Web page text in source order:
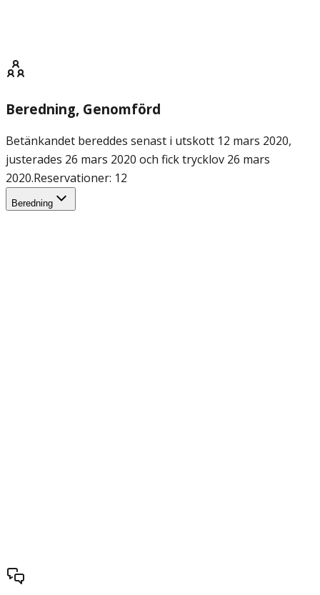
Beredning, Genomförd
Betänkandet bereddes senast i utskott 12 mars 2020,
justerades 26 mars 2020 och fick trycklov 26 mars
2020.Reservationer: 12
Beredning